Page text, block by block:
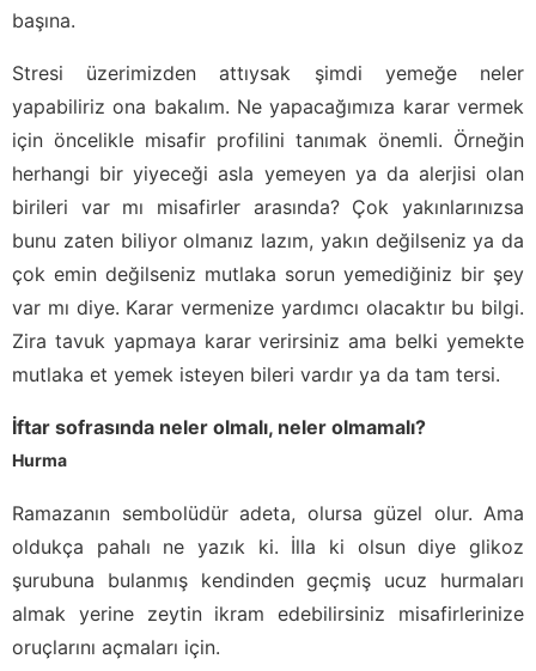
başına.
Stresi üzerimizden attıysak şimdi yemeğe neler
yapabiliriz ona bakalım. Ne yapacağımıza karar vermek
için öncelikle misafir profilini tanımak önemli. Örneğin
herhangi bir yiyeceği asla yemeyen ya da alerjisi olan
birileri var mı misafirler arasında? Çok yakınlarınızsa
bunu zaten biliyor olmanız lazım, yakın değilseniz ya da
çok emin değilseniz mutlaka sorun yemediğiniz bir şey
var mı diye. Karar vermenize yardımcı olacaktır bu bilgi.
Zira tavuk yapmaya karar verirsiniz ama belki yemekte
mutlaka et yemek isteyen bileri vardır ya da tam tersi.
İftar sofrasında neler olmalı, neler olmamalı?
Hurma
Ramazanın sembolüdür adeta, olursa güzel olur. Ama
oldukça pahalı ne yazık ki. İlla ki olsun diye glikoz
şurubuna bulanmış kendinden geçmiş ucuz hurmaları
almak yerine zeytin ikram edebilirsiniz misafirlerinize
oruçlarını açmaları için.